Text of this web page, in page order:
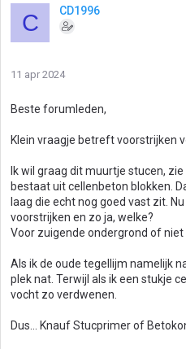
C CD1996
11 apr 2024
Beste forumleden,
Klein vraagje betreft voorstrijken
Ik wil graag dit muurtje stucen,
bestaat uit cellenbeton blokken.
laag die echt nog goed vast zit.
voorstrijken en zo ja, welke?
Voor zuigende ondergrond of niet
Als ik de oude tegellijm namelijk
plek nat. Terwijl als ik een stukje
vocht zo verdwenen.
Dus... Knauf Stucprimer of